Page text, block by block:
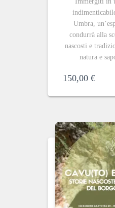
Umbra,
condurrà alla
nascosti e
natura e
150,00 €